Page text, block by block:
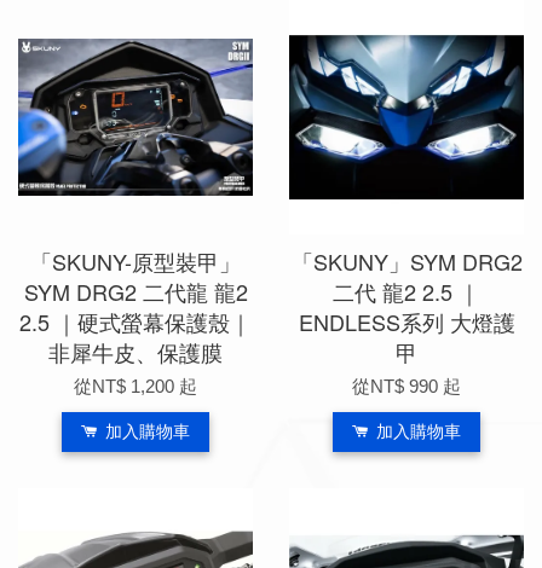
「SKUNY-原型裝甲」
SYM DRG2 二代龍 龍2
2.5 ｜硬式螢幕保護殼｜
非犀牛皮、保護膜
從NT$ 1,200 起
加入購物車
「SKUNY」SYM DRG2
二代 龍2 2.5 ｜
ENDLESS系列 大燈護
甲
從NT$ 990 起
加入購物車